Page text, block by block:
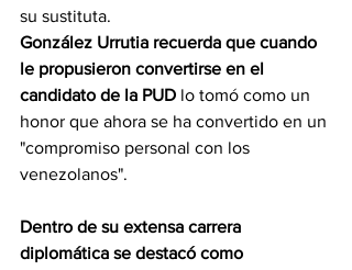
su sustituta.
González Urrutia recuerda que cuando
le propusieron convertirse en el
candidato de la PUD lo tomó como un
honor que ahora se ha convertido en un
"compromiso personal con los
venezolanos".
Dentro de su extensa carrera
diplomática se destacó como